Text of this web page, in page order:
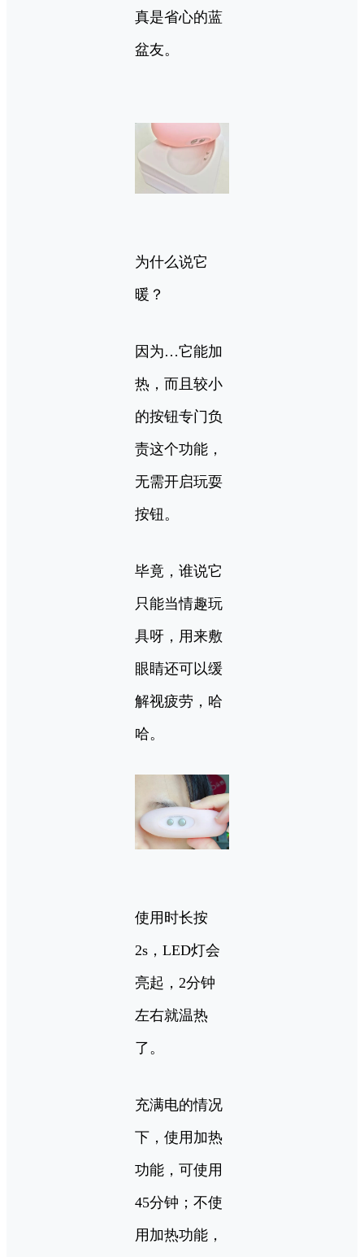
真是省心的蓝
盆友。
为什么说它
暖？
因为…它能加
热，而且较小
的按钮专门负
责这个功能，
无需开启玩耍
按钮。
毕竟，谁说它
只能当情趣玩
具呀，用来敷
眼睛还可以缓
解视疲劳，哈
哈。
使用时长按
2s，LED灯会
亮起，2分钟
左右就温热
了。
充满电的情况
下，使用加热
功能，可使用
45分钟；不使
用加热功能，